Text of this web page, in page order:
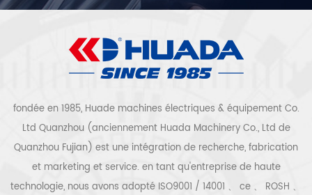
fondée en 1985, Huade machines électriques & équipement Co.
Ltd Quanzhou (anciennement Huada Machinery Co., Ltd de
Quanzhou Fujian) est une intégration de recherche, fabrication
et marketing et service. en tant qu'entreprise de haute
technologie, nous avons adopté ISO9001 / 14001 、 ce 、 ROSH 、